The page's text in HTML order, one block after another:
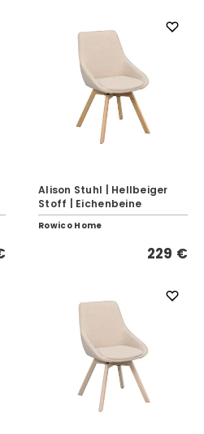
Alison Stuhl | Hellbeiger
Stoff | Eichenbeine
Rowico Home
229 €